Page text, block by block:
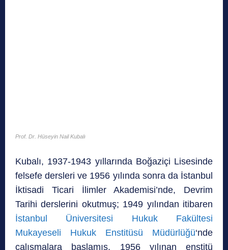
Prof. Dr. Hüseyin Nail Kubalı
Kubalı, 1937-1943 yıllarında Boğaziçi Lisesinde
felsefe dersleri ve 1956 yılında sonra da İstanbul
İktisadi Ticari İlimler Akademisi’nde, Devrim
Tarihi derslerini okutmuş; 1949 yılından itibaren
İstanbul Üniversitesi Hukuk Fakültesi
Mukayeseli Hukuk Enstitüsü Müdürlüğü‘nde
çalışmalara başlamış, 1956 yılınan enstitü